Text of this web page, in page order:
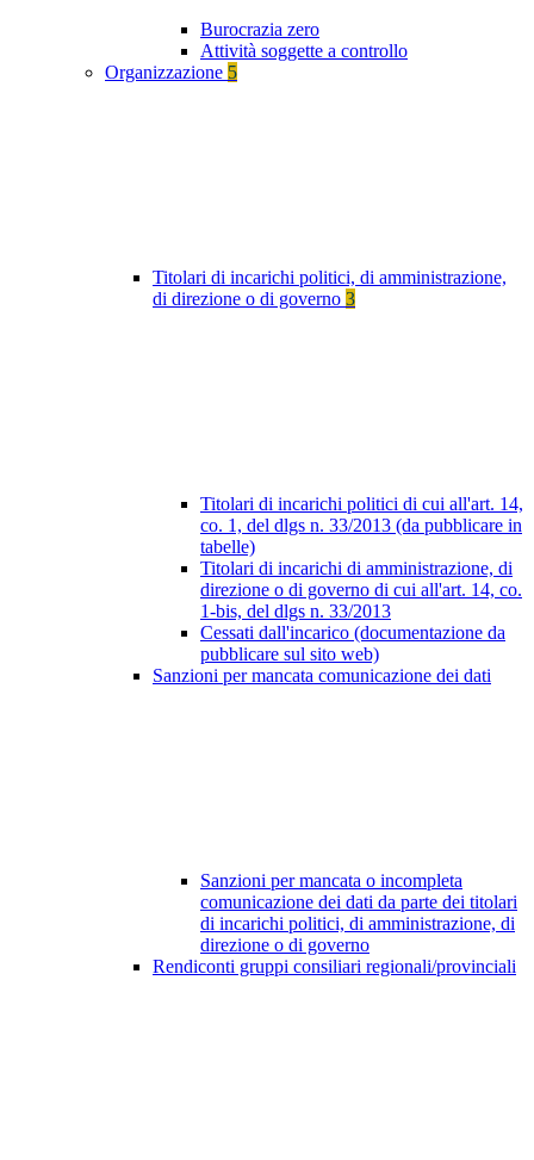
Burocrazia zero
Attività soggette a controllo
Organizzazione 5
Titolari di incarichi politici, di amministrazione,
di direzione o di governo 3
Titolari di incarichi politici di cui all'art. 14,
co. 1, del dlgs n. 33/2013 (da pubblicare in
tabelle)
Titolari di incarichi di amministrazione, di
direzione o di governo di cui all'art. 14, co.
1-bis, del dlgs n. 33/2013
Cessati dall'incarico (documentazione da
pubblicare sul sito web)
Sanzioni per mancata comunicazione dei dati
Sanzioni per mancata o incompleta
comunicazione dei dati da parte dei titolari
di incarichi politici, di amministrazione, di
direzione o di governo
Rendiconti gruppi consiliari regionali/provinciali